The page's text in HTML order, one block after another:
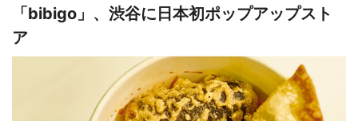
「bibigo」、渋谷に日本初ポップアップスト
ア